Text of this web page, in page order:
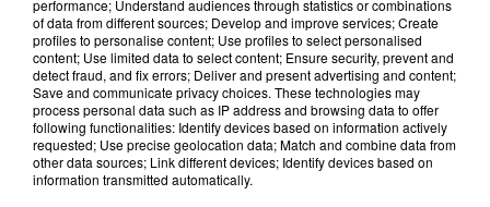
5 août 2026
Canicule : les Ehpad en première ligne
pour protéger leurs résidents
performance; Understand audiences through statistics or combinations
of data from different sources; Develop and improve services; Create
profiles to personalise content; Use profiles to select personalised
content; Use limited data to select content; Ensure security, prevent and
detect fraud, and fix errors; Deliver and present advertising and content;
Save and communicate privacy choices. These technologies may
process personal data such as IP address and browsing data to offer
following functionalities: Identify devices based on information actively
requested; Use precise geolocation data; Match and combine data from
other data sources; Link different devices; Identify devices based on
information transmitted automatically.